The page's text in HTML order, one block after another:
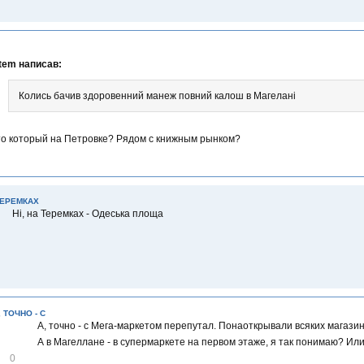
написав:
Колись бачив здоровенний манеж повний калош в Магелані
который на Петровке? Рядом с книжным рынком?
Ні, на Теремках - Одеська площа
ТОЧНО - С
0
А, точно - с Мега-маркетом перепутал. Понаоткрывали всяких
А в Магеллане - в супермаркете на первом этаже, я так понимаю?